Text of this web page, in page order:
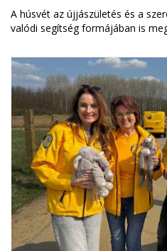
A húsvét az újjászületés és a
valódi segítség formájában is